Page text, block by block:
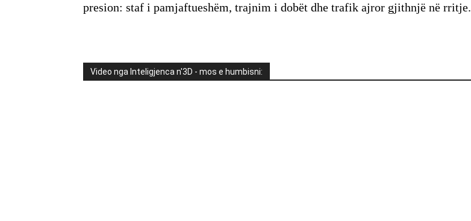
presion: staf i pamjaftueshëm, trajnim i dobët dhe trafik ajror gjithnjë në rritje.
Video nga Inteligjenca n'3D - mos e humbisni: